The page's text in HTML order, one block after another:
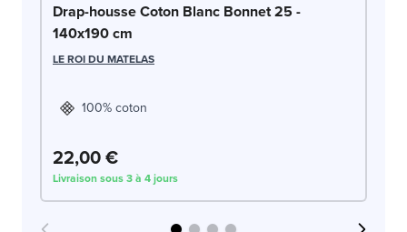
Drap-housse Coton Blanc Bonnet 25 -
140x190 cm
LE ROI DU MATELAS
100% coton
22,00 €
Livraison sous 3 à 4 jours